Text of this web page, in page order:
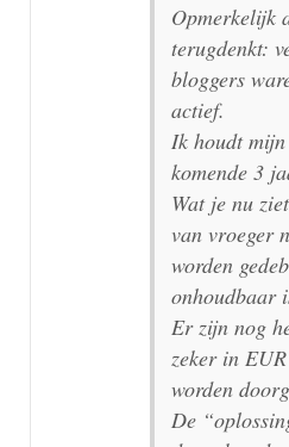
Opmerkelijk
terugdenkt:
bloggers
actief.
Ik houdt
komende 3
Wat je nu
van vroeger
worden
onhoudbaar
Er zijn nog
zeker in
worden
De